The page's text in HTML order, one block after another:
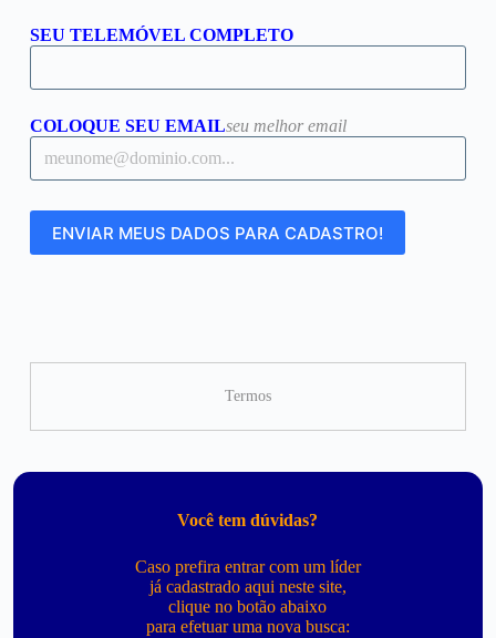
SEU TELEMÓVEL COMPLETO
COLOQUE SEU EMAILseu melhor email
Termos
Você tem dúvidas?
Caso prefira entrar com um líder
já cadastrado aqui neste site,
clique no botão abaixo
para efetuar uma nova busca: